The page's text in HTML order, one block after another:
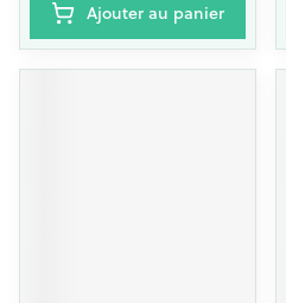
Ajouter au panier